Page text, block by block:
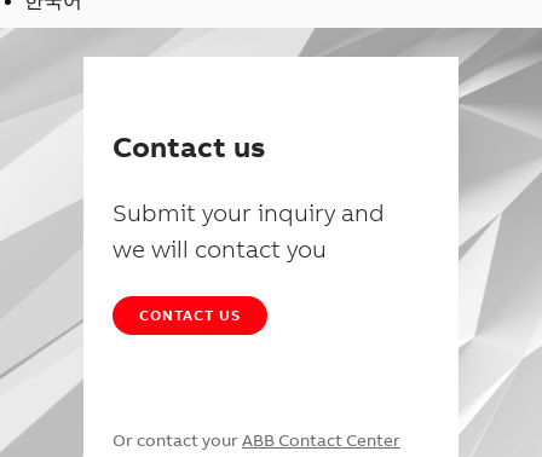
Contact us
Submit your inquiry and
we will contact you
CONTACT US
Or contact your ABB Contact Center